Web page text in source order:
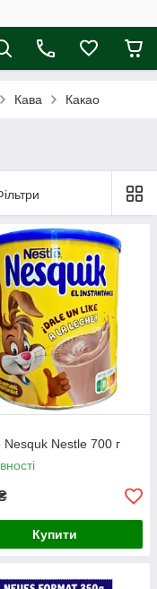
Кава Какао
Nesquk Nestle 700 г
Купити